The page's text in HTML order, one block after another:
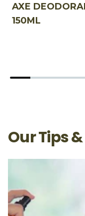
AXE
150ML
Our Tips